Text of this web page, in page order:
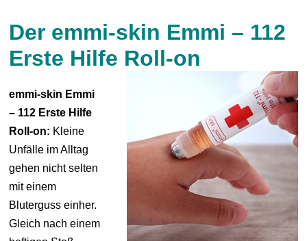
Der emmi-skin Emmi – 112
Erste Hilfe Roll-on
emmi-skin Emmi
– 112 Erste Hilfe
Roll-on: Kleine
Unfälle im Alltag
gehen nicht selten
mit einem
Bluterguss einher.
Gleich nach einem